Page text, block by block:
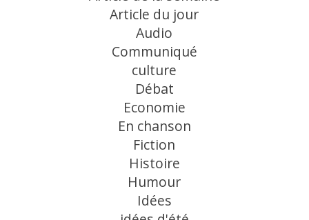
Article du jour
Audio
Communiqué
culture
Débat
Economie
En chanson
Fiction
Histoire
Humour
Idées